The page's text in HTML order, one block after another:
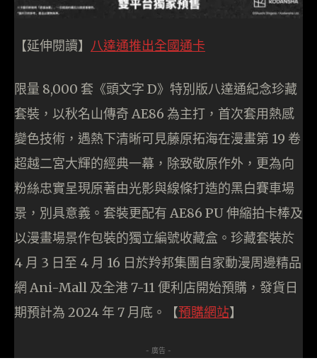
【延伸閱讀】 八達通推出全國通卡
限量 8,000 套《頭文字 D》特別版八達通紀念珍藏
套裝，以秋名山傳奇 AE86 為主打，首次套用熱感
變色技術，遇熱下清晰可見藤原拓海在漫畫第 19 卷
超越二宮大輝的經典一幕，除致敬原作外，更為向
粉絲忠實呈現原著由光影與線條打造的黑白賽車場
景，別具意義。套裝更配有 AE86 PU 伸縮拍卡棒及
以漫畫場景作包裝的獨立編號收藏盒。珍藏套裝於
4 月 3 日至 4 月 16 日於羚邦集團自家動漫周邊精品
網 Ani-Mall 及全港 7-11 便利店開始預購，發貨日
期預計為 2024 年 7 月底。【預購網站】
- 廣告 -